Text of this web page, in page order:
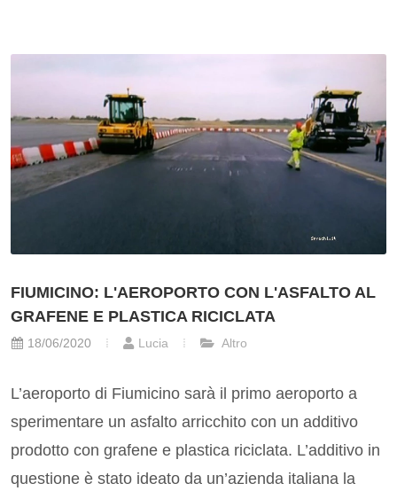
FIUMICINO: L'AEROPORTO CON L'ASFALTO AL
GRAFENE E PLASTICA RICICLATA
18/06/2020 Lucia Altro
L’aeroporto di Fiumicino sarà il primo aeroporto a
sperimentare un asfalto arricchito con un additivo
prodotto con grafene e plastica riciclata. L’additivo in
questione è stato ideato da un’azienda italiana la